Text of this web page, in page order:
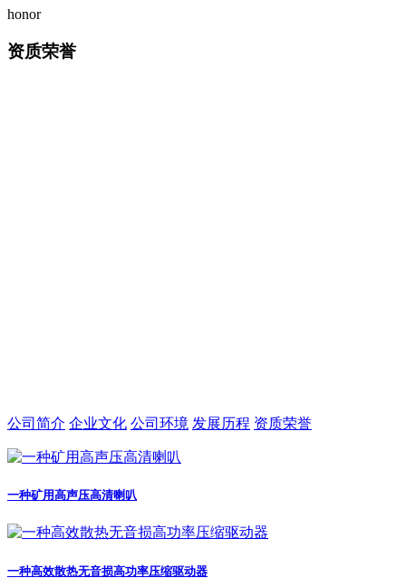
honor
资质荣誉
公司简介 企业文化 公司环境 发展历程 资质荣誉
一种矿用高声压高清喇叭
一种高效散热无音损高功率压缩驱动器